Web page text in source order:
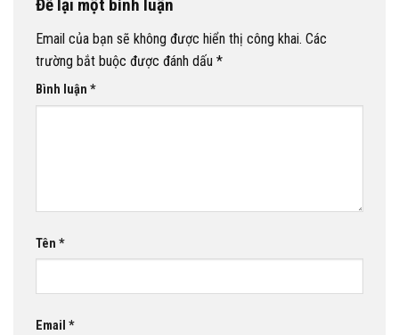
Để lại một bình luận
Email của bạn sẽ không được hiển thị công khai. Các
trường bắt buộc được đánh dấu *
Bình luận *
Tên *
Email *